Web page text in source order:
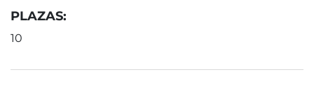
PLAZAS:
10